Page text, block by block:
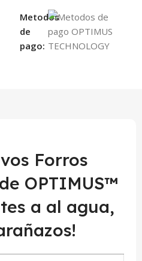
Metodos
de
pago:
Forros
OPTIMUS™
a al agua,